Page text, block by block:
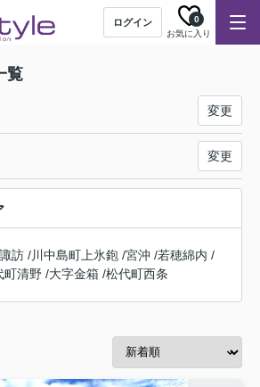
ログイン
お気に入り
0
覧
変更
変更
訪 /川中島町上氷鉋 /宮沖 /若穂綿内 /
町清野 /大字金箱 /松代町西条